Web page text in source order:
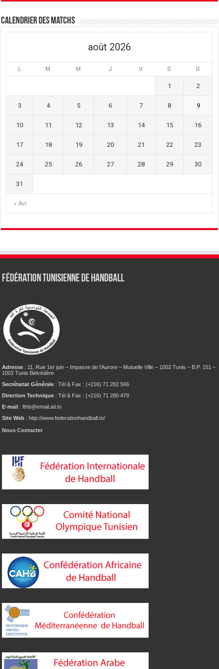
Calendrier des matchs
août 2026
L M M J V S D
« Avr
1 2
3 4 5 6 7 8 9
10 11 12 13 14 15 16
17 18 19 20 21 22 23
24 25 26 27 28 29 30
31
Fédération tunisienne de Handball
Adresse : 11, Rue 1er juin – Impasse de l’Aurore – Mutuelle Ville – 1002 Tunis – B.P. 151 –
1002 Tunis Belvédère
Secrétariat Générale : Tél & Fax : (+216) 71 282 566
Direction Technique : Tél & Fax : (+216) 71 280 479
E-mail : fthb@email.ati.tn
Site Web : http://www.federationhandball.tn/
Nous Contacter